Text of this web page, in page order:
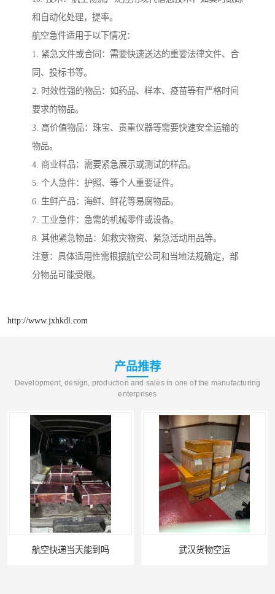
和自动化处理，提率。
航空急件适用于以下情况：
1. 紧急文件或合同：需要快速送达的重要法律文件、合
同、投标书等。
2. 时效性强的物品：如药品、样本、疫苗等有严格时间
要求的物品。
3. 高价值物品：珠宝、贵重仪器等需要快速安全运输的
物品。
4. 商业样品：需要紧急展示或测试的样品。
5. 个人急件：护照、等个人重要证件。
6. 生鲜产品：海鲜、鲜花等易腐物品。
7. 工业急件：急需的机械零件或设备。
8. 其他紧急物品：如救灾物资、紧急活动用品等。
注意：具体适用性需根据航空公司和当地法规确定，部
分物品可能受限。
http://www.jxhkdl.com
产品推荐
Development, design, production and sales in one of the manufacturing
enterprises
航空快递当天能到吗 武汉货物空运